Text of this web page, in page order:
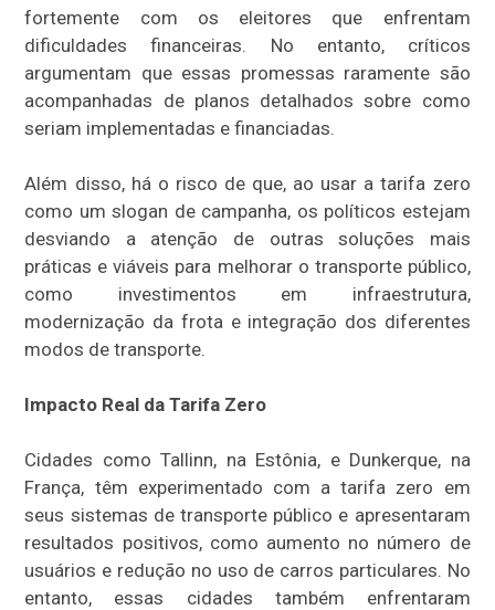
fortemente com os eleitores que enfrentam
dificuldades financeiras. No entanto, críticos
argumentam que essas promessas raramente são
acompanhadas de planos detalhados sobre como
seriam implementadas e financiadas.
Além disso, há o risco de que, ao usar a tarifa zero
como um slogan de campanha, os políticos estejam
desviando a atenção de outras soluções mais
práticas e viáveis para melhorar o transporte público,
como investimentos em infraestrutura,
modernização da frota e integração dos diferentes
modos de transporte.
Impacto Real da Tarifa Zero
Cidades como Tallinn, na Estônia, e Dunkerque, na
França, têm experimentado com a tarifa zero em
seus sistemas de transporte público e apresentaram
resultados positivos, como aumento no número de
usuários e redução no uso de carros particulares. No
entanto, essas cidades também enfrentaram